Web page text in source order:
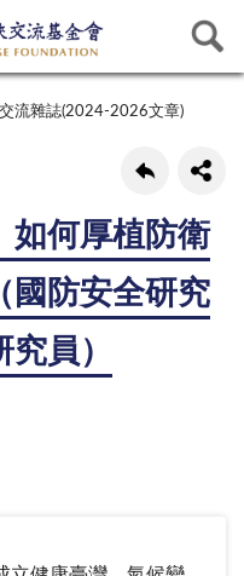
交流雜誌(2024-2026文章)
何厚植防衛
防安全研究
員）